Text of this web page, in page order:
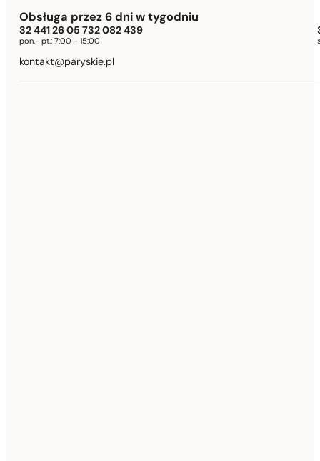
Obsługa przez 6 dni w tygodniu
32 441 26 05 732 082 439
pon.- pt.: 7:00 - 15:00
kontakt@paryskie.pl